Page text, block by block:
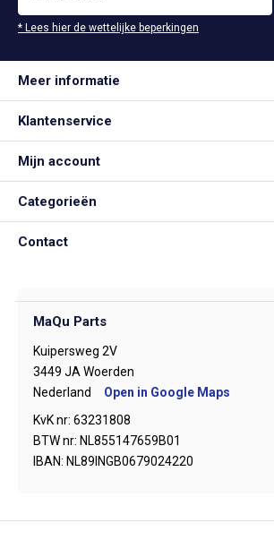
* Lees hier de wettelijke beperkingen
Meer informatie
Klantenservice
Mijn account
Categorieën
Contact
MaQu Parts
Kuipersweg 2V
3449 JA Woerden
Nederland
Open in Google Maps
KvK nr: 63231808
BTW nr: NL855147659B01
IBAN: NL89INGB0679024220